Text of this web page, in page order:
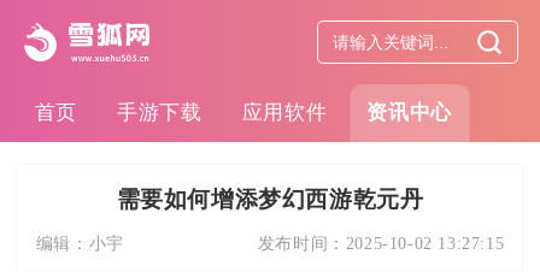
首页 手游下载 应用软件 资讯中心
需要如何增添梦幻西游乾元丹
编辑： 小宇 发布时间： 2025-10-02 13:27:15